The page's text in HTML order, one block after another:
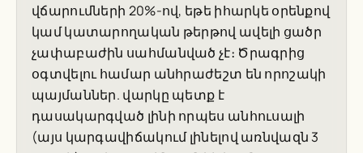
վճարումների 20%-ով, եթե իհարկե օրենքով
կամ կատարողական թերթով ավելի ցածր
չափաբաժին սահմանված չէ։ Ծրագրից
օգտվելու համար անհրաժեշտ են որոշակի
պայմաններ. վարկը պետք է
դասակարգված լինի որպես անհուսալի
(այս կարգավիճակում լինելով առնվազն 3